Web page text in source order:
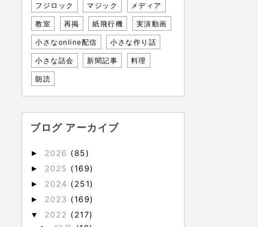
フジロック マジック メディア
教室 再掲 紙飛行機 実演動画
小さなonline配信 小さな作り話
小さな話会 新聞記事 料理
朗読
ブログ アーカイブ
► 2026 (85)
► 2025 (169)
► 2024 (251)
► 2023 (169)
▼ 2022 (217)